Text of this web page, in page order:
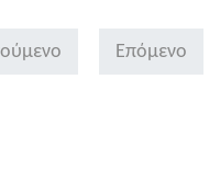
Επόμενο